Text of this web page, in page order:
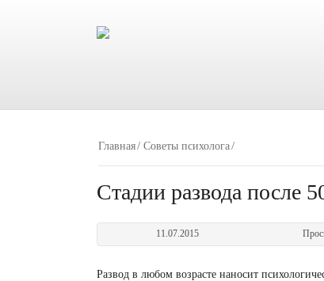
Главная Советы психолога
Стадии развода после
11.07.2015
Развод в любом возрасте наносит